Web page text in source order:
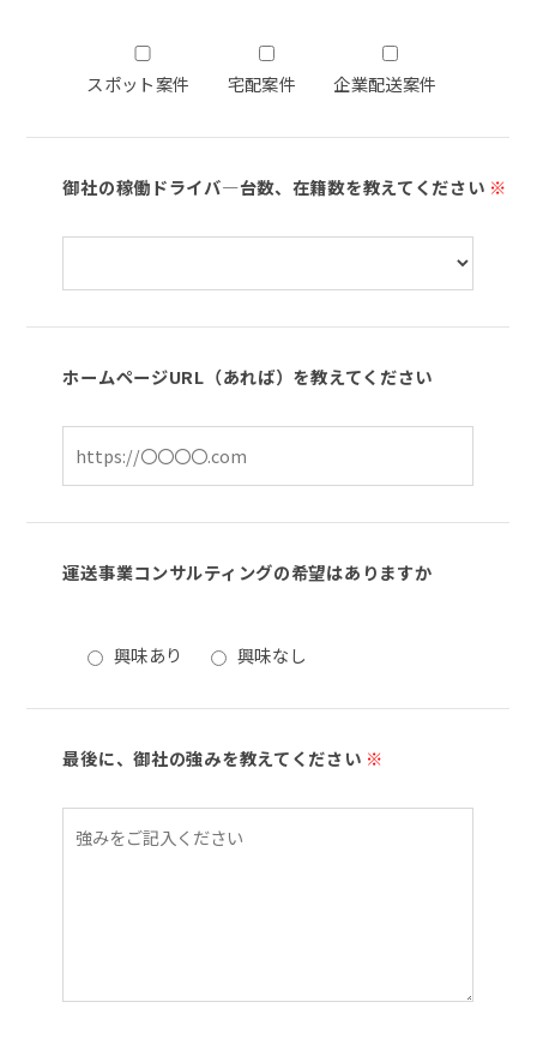
スポット案件 宅配案件 企業配送案件
御社の稼働ドライバ―台数、在籍数を教えてください ※
ホームページURL（あれば）を教えてください
運送事業コンサルティングの希望はありますか
興味あり 興味なし
最後に、御社の強みを教えてください ※